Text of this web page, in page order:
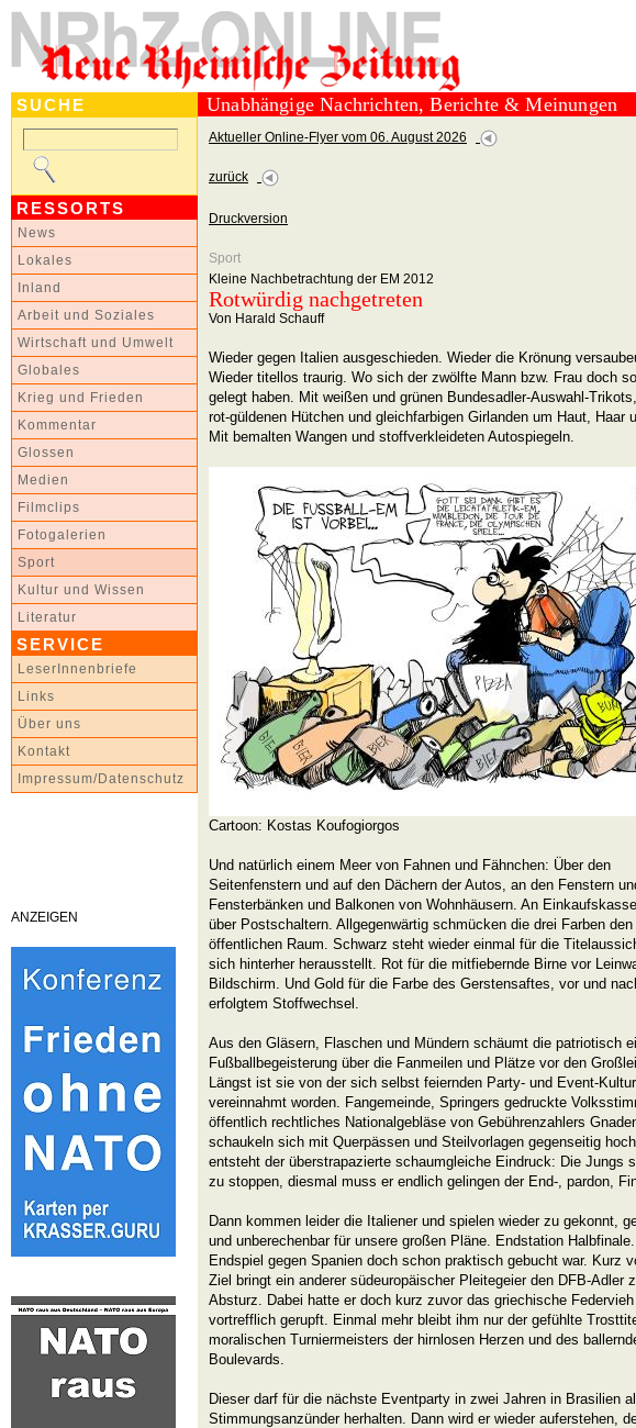
SUCHE
RESSORTS
News
Lokales
Inland
Arbeit und Soziales
Wirtschaft und Umwelt
Globales
Krieg und Frieden
Kommentar
Glossen
Medien
Filmclips
Fotogalerien
Sport
Kultur und Wissen
Literatur
SERVICE
LeserInnenbriefe
Links
Über uns
Kontakt
Impressum/Datenschutz
ANZEIGEN
Unabhängige Nachrichten, Berichte & Meinungen
Aktueller Online-Flyer vom 06. August 2026
zurück
Druckversion
Sport
Kleine Nachbetrachtung der EM 2012
Rotwürdig nachgetreten
Von Harald Schauff
Wieder gegen Italien ausgeschieden. Wieder die Krönung
Wieder titellos traurig. Wo sich der zwölfte Mann bzw. Frau doch
gelegt haben. Mit weißen und grünen Bundesadler-Auswahl-
rot-güldenen Hütchen und gleichfarbigen Girlanden um Haut, Haar
Mit bemalten Wangen und stoffverkleideten Autospiegeln.
Cartoon: Kostas Koufogiorgos
Und natürlich einem Meer von Fahnen und Fähnchen: Über den
Seitenfenstern und auf den Dächern der Autos, an den Fenstern
Fensterbänken und Balkonen von Wohnhäusern. An
über Postschaltern. Allgegenwärtig schmücken die drei Farben den
öffentlichen Raum. Schwarz steht wieder einmal für die
sich hinterher herausstellt. Rot für die mitfiebernde Birne vor
Bildschirm. Und Gold für die Farbe des Gerstensaftes, vor und
erfolgtem Stoffwechsel.
Aus den Gläsern, Flaschen und Mündern schäumt die patriotisch
Fußballbegeisterung über die Fanmeilen und Plätze vor den
Längst ist sie von der sich selbst feiernden Party- und Event-Kultur
vereinnahmt worden. Fangemeinde, Springers gedruckte
öffentlich rechtliches Nationalgebläse von Gebührenzahlers
schaukeln sich mit Querpässen und Steilvorlagen gegenseitig
entsteht der überstrapazierte schaumgleiche Eindruck: Die Jungs
zu stoppen, diesmal muss er endlich gelingen der End-, pardon,
Dann kommen leider die Italiener und spielen wieder zu gekonnt,
und unberechenbar für unsere großen Pläne. Endstation
Endspiel gegen Spanien doch schon praktisch gebucht war. Kurz
Ziel bringt ein anderer südeuropäischer Pleitegeier den DFB-Adler
Absturz. Dabei hatte er doch kurz zuvor das griechische
vortrefflich gerupft. Einmal mehr bleibt ihm nur der gefühlte
moralischen Turniermeisters der hirnlosen Herzen und des
Boulevards.
Dieser darf für die nächste Eventparty in zwei Jahren in Brasilien
Stimmungsanzünder herhalten. Dann wird er wieder auferstehen,